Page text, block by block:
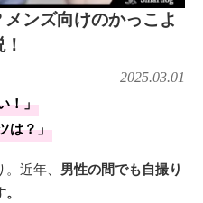
ンズ向けのかっこよ
2025.03.01
！」
は？」
近年、 男性の間でも自撮り